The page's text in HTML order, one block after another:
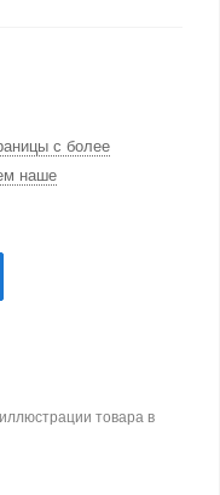
с более
наше
товара в